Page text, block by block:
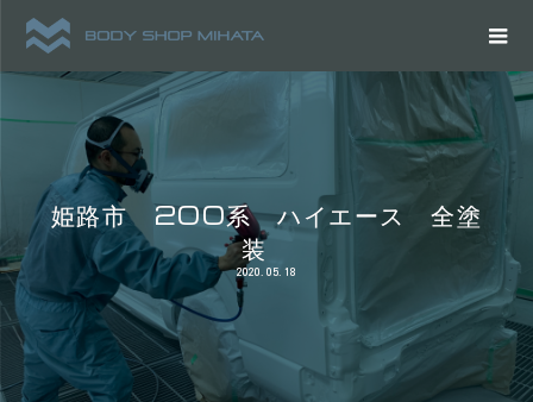
姫路市 200系 ハイエース 全塗
装
2020.05.18